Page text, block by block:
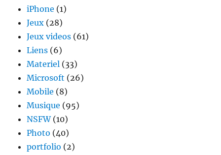
iPhone (1)
Jeux (28)
Jeux videos (61)
Liens (6)
Materiel (33)
Microsoft (26)
Mobile (8)
Musique (95)
NSFW(10)
Photo (40)
portfolio (2)